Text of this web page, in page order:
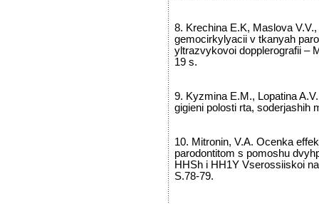
8. Krechina E.K, Maslova
gemocirkylyacii v tkanyah
yltrazvykovoi dopplerografii –
19 s.
9. Kyzmina E.M., Lopatina
gigieni polosti rta, soderjashih
10. Mitronin, V.A. Ocenka
parodontitom s pomoshu
HHSh i HH1Y Vserossiiskoi
S.78-79.